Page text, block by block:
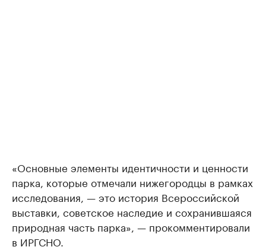
«Основные элементы идентичности и ценности
парка, которые отмечали нижегородцы в рамках
исследования, — это история Всероссийской
выставки, советское наследие и сохранившаяся
природная часть парка», — прокомментировали
в ИРГСНО.